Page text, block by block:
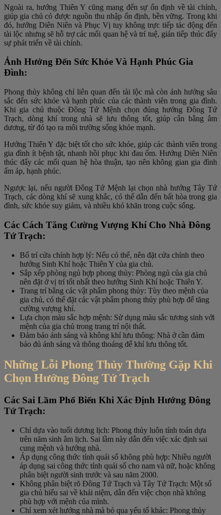
Ngoài ra, hướng Thiên Y cũng mang đến sự ổn định về tài chính,
giúp gia chủ có được nguồn thu nhập ổn định, bền vững. Trong khi
đó, hướng Diên Niên và Phục Vị tuy không trực tiếp tác động đến
tài lộc nhưng sẽ hỗ trợ các mối quan hệ và trí tuệ, gián tiếp thúc đẩy
sự phát triển về tài chính.
Ảnh Hưởng Đến Sức Khỏe Và Hạnh Phúc Gia
Đình:
Phong thủy không chỉ liên quan đến tài lộc mà còn ảnh hưởng sâu
sắc đến sức khỏe và hạnh phúc của các thành viên trong gia đình.
Khi gia chủ thuộc Đông Tứ Mệnh chọn đúng hướng Đông Tứ
Trạch, dòng khí trong nhà sẽ lưu thông tốt, giúp cân bằng âm
dương, từ đó tạo ra môi trường sống khỏe mạnh.
Hướng Thiên Y đặc biệt tốt cho sức khỏe, giúp các thành viên trong
gia đình ít bệnh tật, nhanh hồi phục khi đau ốm. Hướng Diên Niên
thúc đẩy các mối quan hệ hòa thuận, tạo nên không gian gia đình
ấm áp, hạnh phúc.
Ngược lại, nếu người Đông Tứ Mệnh lại chọn nhà hướng Tây Tứ
Trạch, các dòng khí sẽ xung khắc, có thể dẫn đến bất hòa trong gia
đình, sức khỏe suy giảm, và nhiều khó khăn trong cuộc sống.
Các Cách Tăng Cường Vượng Khí Cho Nhà Đông
Tứ Trạch:
Bố trí cửa chính hợp lý: Nếu có thể, nên đặt cửa chính theo
hướng Sinh Khí hoặc Thiên Y của gia chủ.
Sắp xếp phòng ngủ hợp phong thủy: Phòng ngủ của gia chủ
nên đặt ở vị trí tốt nhất theo hướng Sinh Khí hoặc Thiên Y.
Trang trí bằng các vật phẩm phong thủy: Tùy theo mệnh của
gia chủ, có thể đặt các vật phẩm phong thủy phù hợp để tăng
cường vượng khí.
Lựa chọn màu sắc hợp mệnh: Sử dụng màu sắc tương sinh với
mệnh của gia chủ trong trang trí nội thất.
Đảm bảo ánh sáng và không khí lưu thông: Nhà ở cần đảm
bảo đủ ánh sáng và thông thoáng để khí lưu thông tốt.
Những Lỗi Phong Thủy Thường Gặp Khi
Chọn Hướng Đông Tứ Trạch
Các Sai Lầm Phổ Biến Khi Xác Định Hướng Đông
Tứ Trạch:
Chỉ dựa vào tuổi dương lịch: Phong thủy luôn tính toán dựa
trên năm sinh âm lịch. Sai lầm này dẫn đến việc xác định sai
cung mệnh và hướng nhà.
Áp dụng công thức tính quái số không phù hợp: Nhiều người
áp dụng sai công thức tính quái số cho nam và nữ, hoặc không
phân biệt người sinh trước và sau năm 2000.
Không phân biệt rõ Đông Tứ Trạch và Tây Tứ Trạch: Một số
gia chủ hiểu sai về khái niệm, dẫn đến việc chọn nhà không
phù hợp với mệnh của mình.
Chỉ xem xét hướng nhà mà bỏ qua yếu tố khác: Phong thủy